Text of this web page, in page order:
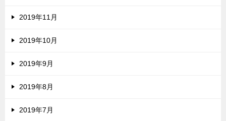
2019年11月
2019年10月
2019年9月
2019年8月
2019年7月